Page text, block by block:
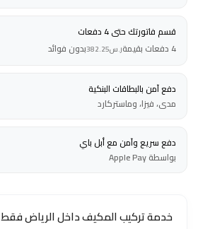
قسم فاتورتك حتى 4 دفعات
4 دفعات بقيمة
ر.س382.25بدون فوائد
دفع آمن بالبطاقات البنكية
مدى، فيزا، وماستركارد
دفع سريع وآمن مع أبل باي
بواسطة Apple Pay
خدمة تركيب المكيف داخل الرياض فقط